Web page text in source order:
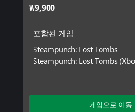
₩9,900
포함된 게임
Steampunch: Lost Tombs
Steampunch: Lost Tombs
게임으로 이동